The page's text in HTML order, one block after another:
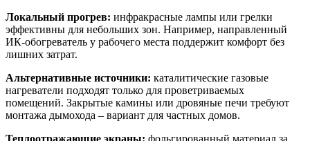
Локальный прогрев: инфракрасные лампы или грелки
эффективны для небольших зон. Например, направленный
ИК-обогреватель у рабочего места поддержит комфорт без
лишних затрат.
Альтернативные источники: каталитические газовые
нагреватели подходят только для проветриваемых
помещений. Закрытые камины или дровяные печи требуют
монтажа дымохода – вариант для частных домов.
Теплоотражающие экраны: фольгированный материал за